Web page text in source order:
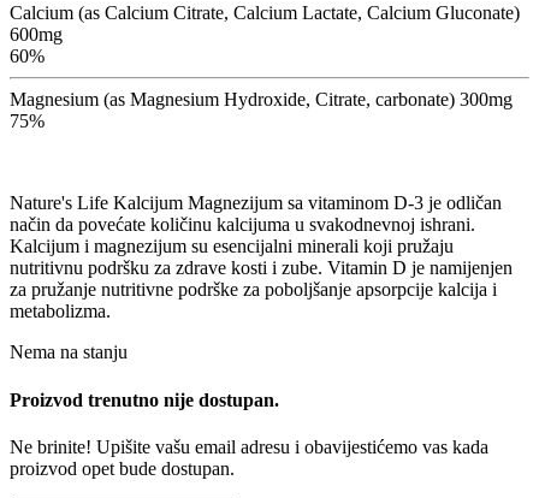
Calcium (as Calcium Citrate, Calcium Lactate, Calcium Gluconate)
600mg
60%
Magnesium (as Magnesium Hydroxide, Citrate, carbonate) 300mg
75%
Nature's Life Kalcijum Magnezijum sa vitaminom D-3 je odličan
način da povećate količinu kalcijuma u svakodnevnoj ishrani.
Kalcijum i magnezijum su esencijalni minerali koji pružaju
nutritivnu podršku za zdrave kosti i zube. Vitamin D je namijenjen
za pružanje nutritivne podrške za poboljšanje apsorpcije kalcija i
metabolizma.
Nema na stanju
Proizvod trenutno nije dostupan.
Ne brinite! Upišite vašu email adresu i obavijestićemo vas kada
proizvod opet bude dostupan.